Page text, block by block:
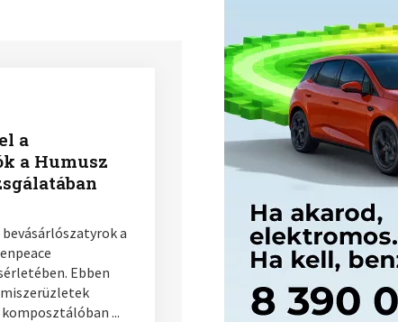
a
a Humusz
a
Ebben
...